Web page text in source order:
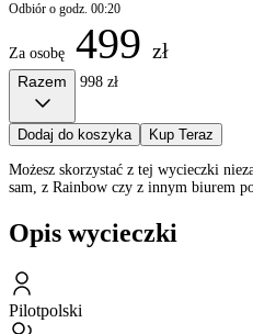
Odbiór o godz. 00:20
Za osobę 499 zł
Razem 998 zł
Dodaj do koszyka Kup Teraz
Możesz skorzystać z tej wycieczki
sam, z Rainbow czy z innym biurem
Opis wycieczki
Pilotpolski